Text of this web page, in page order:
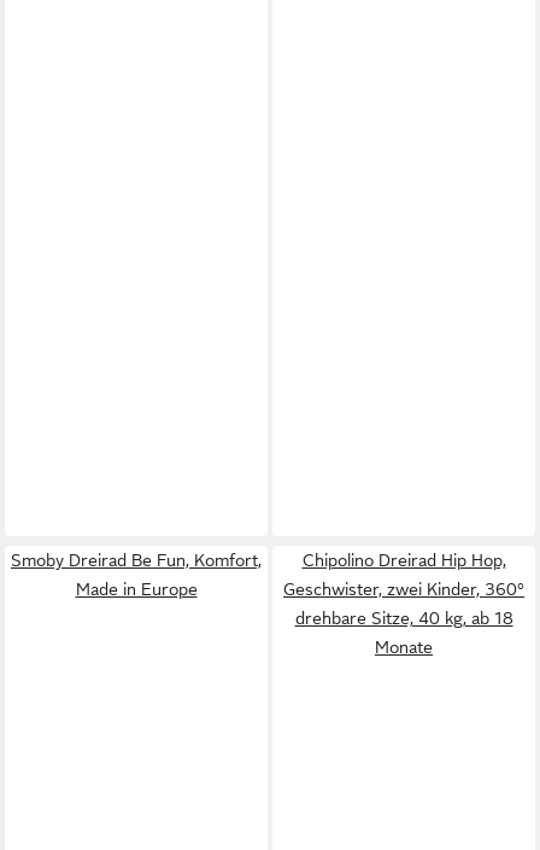
Smoby Dreirad Be Fun, Komfort,
Made in Europe
Chipolino Dreirad Hip Hop,
Geschwister, zwei Kinder, 360°
drehbare Sitze, 40 kg, ab 18
Monate